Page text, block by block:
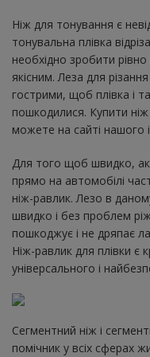
Ніж для тонування є
тонувальна плівка
необхідно зробити
якісним. Леза для
гострими, щоб плівка і
пошкодилися. Купити
можете на сайті нашого
Для того щоб швидко,
прямо на автомобілі
ніж-равлик. Лезо в
швидко і без проблем
пошкоджує і не дряпає
Ніж-равлик для плівки
універсального і
Сегментний ніж і
помічник у всіх сферах